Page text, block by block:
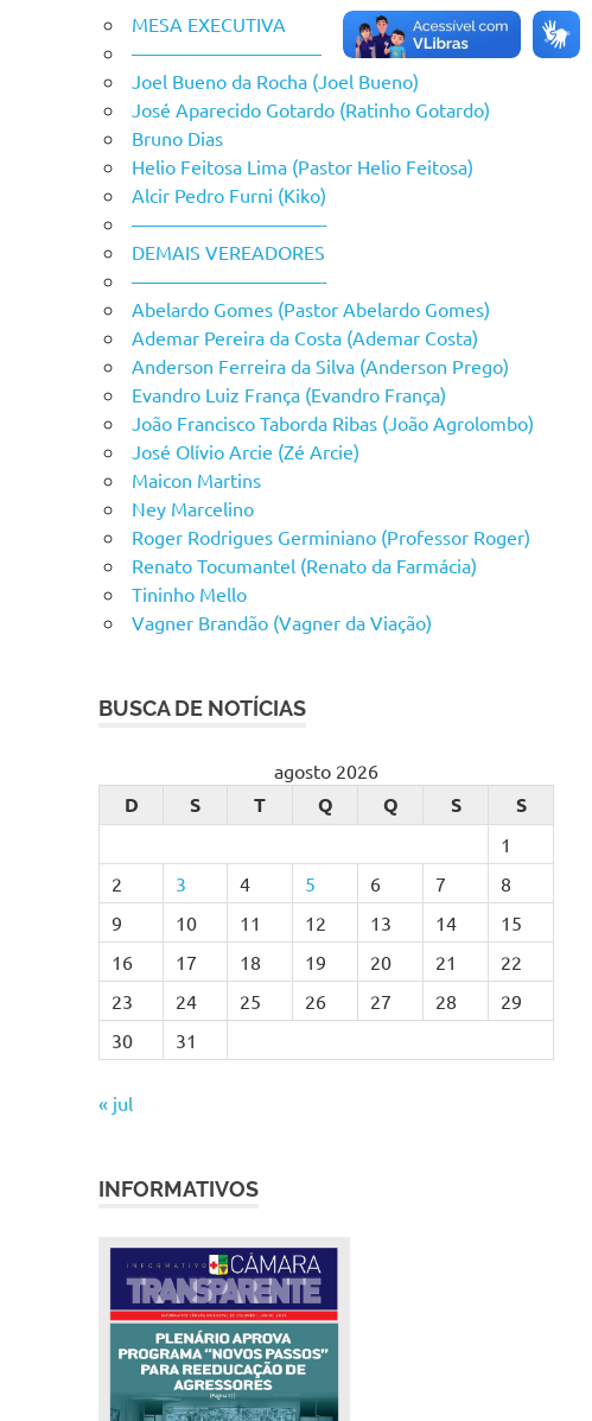
MESA EXECUTIVA
——————————
Joel Bueno da Rocha (Joel Bueno)
José Aparecido Gotardo (Ratinho Gotardo)
Bruno Dias
Helio Feitosa Lima (Pastor Helio Feitosa)
Alcir Pedro Furni (Kiko)
——————————-
DEMAIS VEREADORES
——————————-
Abelardo Gomes (Pastor Abelardo Gomes)
Ademar Pereira da Costa (Ademar Costa)
Anderson Ferreira da Silva (Anderson Prego)
Evandro Luiz França (Evandro França)
João Francisco Taborda Ribas (João Agrolombo)
José Olívio Arcie (Zé Arcie)
Maicon Martins
Ney Marcelino
Roger Rodrigues Germiniano (Professor Roger)
Renato Tocumantel (Renato da Farmácia)
Tininho Mello
Vagner Brandão (Vagner da Viação)
BUSCA DE NOTÍCIAS
agosto 2026
D S T Q Q S S
1
2
3 4 5 6 7
8
9
10 11 12 13 14
15
16
17 18 19 20 21
22
23
24 25 26 27 28
29
30
31
« jul
INFORMATIVOS